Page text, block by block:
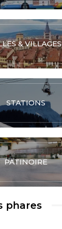
& VILLAGES
STATIONS
PATINOIRE
phares